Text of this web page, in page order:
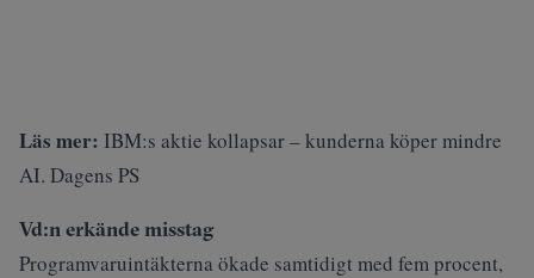
Läs mer: IBM:s aktie kollapsar – kunderna köper mindre
AI. Dagens PS
Vd:n erkände misstag
Programvaruintäkterna ökade samtidigt med fem procent,